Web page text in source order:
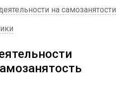
на самозанятости